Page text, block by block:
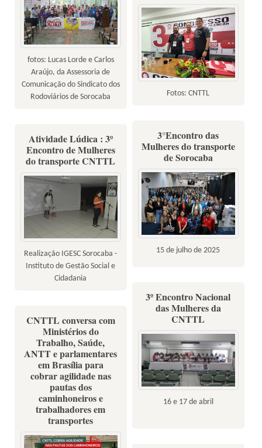
fotos: Lucas Lorde e Carlos
Araújo, da Assessoria de
Comunicação do Sindicato dos
Rodoviários de Sorocaba
Fotos: CNTTL
3°Encontro das
Mulheres do transporte
de Sorocaba
15 de julho de 2025
Atividade Lúdica : 3º
Encontro de Mulheres
do transporte CNTTL
Realização IGESC Sorocaba -
Instituto de Gestão Social e
Cidadania
3º Encontro Nacional
das Mulheres da
CNTTL
16 e 17 de abril
CNTTL conversa com
Ministérios do
Trabalho, Saúde,
ANTT e parlamentares
em Brasília para
cobrar agilidade nas
pautas dos
caminhoneiros e
trabalhadores em
transportes